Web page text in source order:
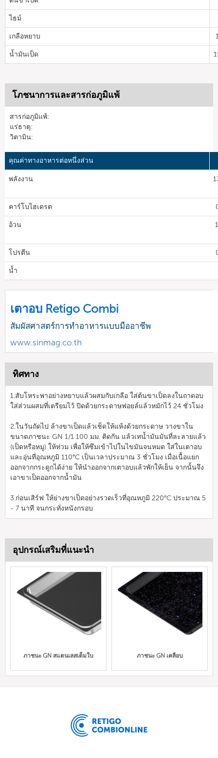
ไธม์
เกลือหยาบ
น้ำมันเป็ด
โภชนาการและสารก่อภูมิแพ้
สารก่อภูมิแพ้:
แร่ธาตุ:
วิตามิน:
คุณค่าทางอาหารต่อหนึ่งส่วน
พลังงาน
คาร์โบไฮเดรต
อ้วน
โปรตีน
น้ำ
เตาอบ Retigo Combi
สัมผัสศาสตร์การทำอาหารแบบมืออาชีพ
www.sinmag.co.th
ทิศทาง
1.สับโหระพาอย่างหยาบแล้วผสมกับเกลือ ใส่ต้นขาเป็ดลงในถาดอบ
ใส่ส่วนผสมที่เตรียมไว้ ปิดด้วยกระดาษฟอยล์แล้วหมักไว้ 24 ชั่วโมง
2.ในวันถัดไป ล้างขาเป็ดแล้วเช็ดให้แห้งด้วยกระดาษ วางขาใน
ขนาดภาชนะ GN 1/1 100 มม. ติดกัน แล้วเทน้ำมันมันที่ละลายแล้ว
(เป็ดหรือหมู) ให้ท่วม เพื่อให้ซึมเข้าไปในไขมันจนหมด ใส่ในเตาอบ
และอุ่นที่อุณหภูมิ 110°C เป็นเวลาประมาณ 3 ชั่วโมง เมื่อเนื้อแยก
ออกจากกระดูกได้ง่าย ให้นำออกจากเตาอบแล้วพักให้เย็น จากนั้นจึง
เอาขาเป็ดออกจากน้ำมัน
3.ก่อนเสิร์ฟ ให้ย่างขาเป็ดอย่างรวดเร็วที่อุณหภูมิ 220°C ประมาณ 5
- 7 นาที จนกระทั่งหนังกรอบ
อุปกรณ์เสริมที่แนะนำ
ภาชนะ GN สแตนเลสเต็มใบ ภาชนะ GN เคลือบ